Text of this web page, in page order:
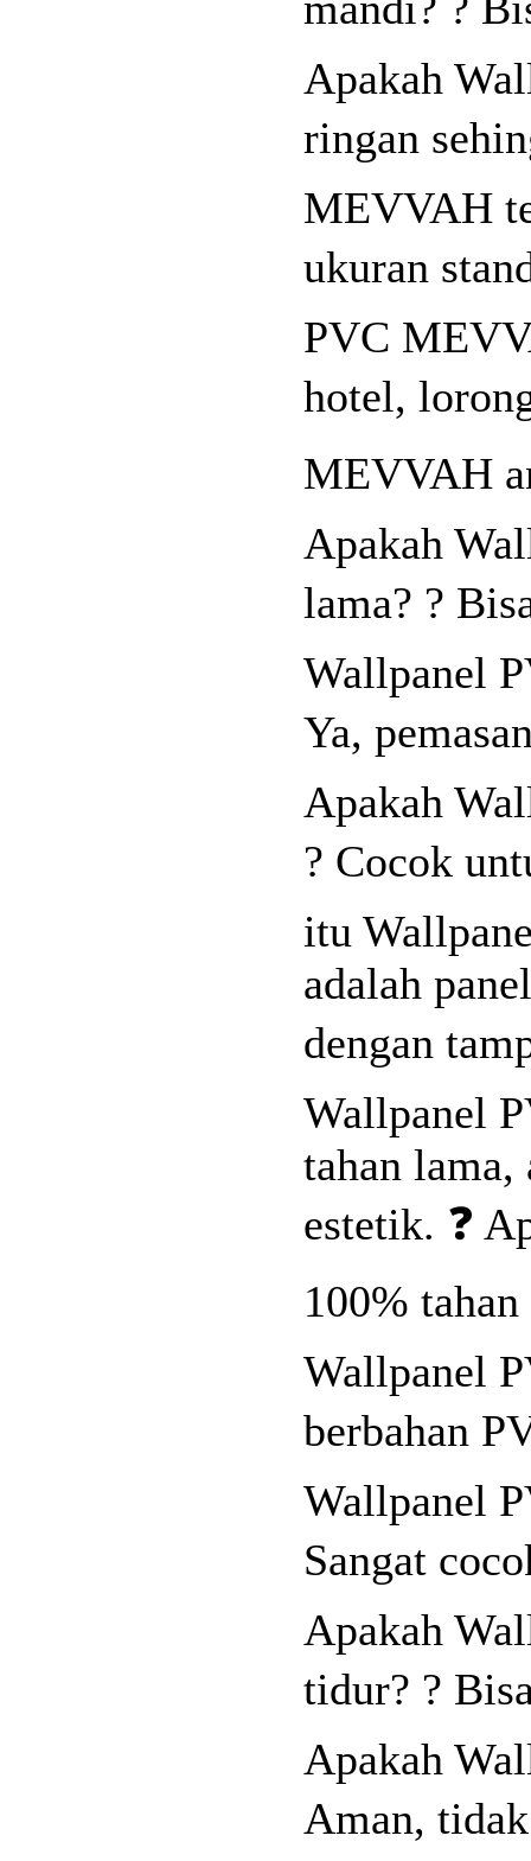
Apakah
ringan
MEVVAH
ukuran
PVC
hotel,
MEVVAH
Apakah
lama? ?
Wallpanel
Ya,
Apakah
? Cocok
itu
adalah
dengan
Wallpanel
tahan
estetik. ❓
100%
Wallpanel
berbahan
Wallpanel
Sangat
Apakah
tidur? ?
Apakah
Aman,